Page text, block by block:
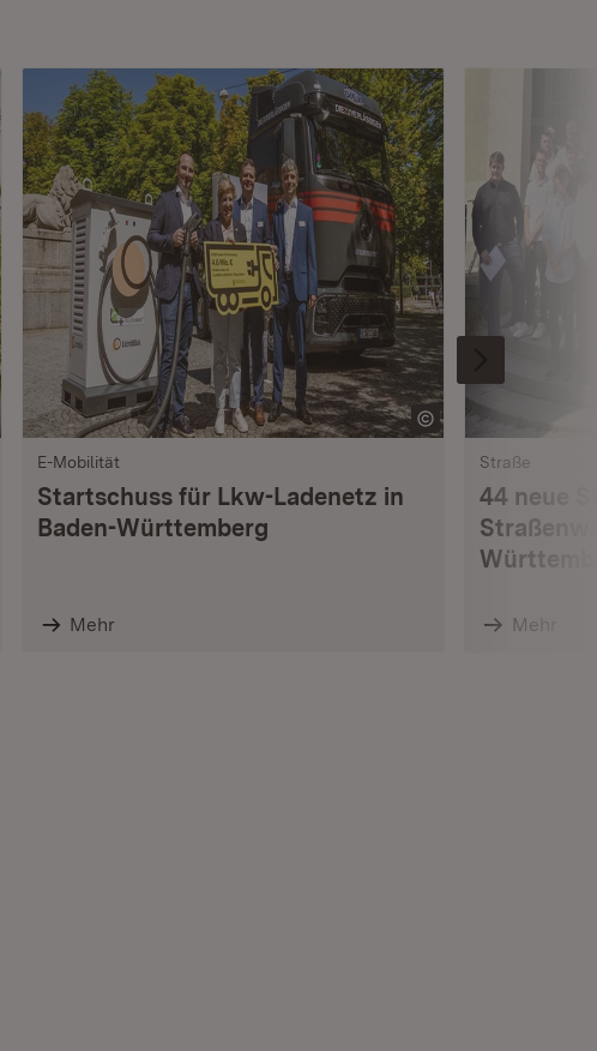
E-Mobilität
Startschuss für Lkw-Ladenetz in
Baden-Württemberg
Mehr
Straße
44 neue
Mehr